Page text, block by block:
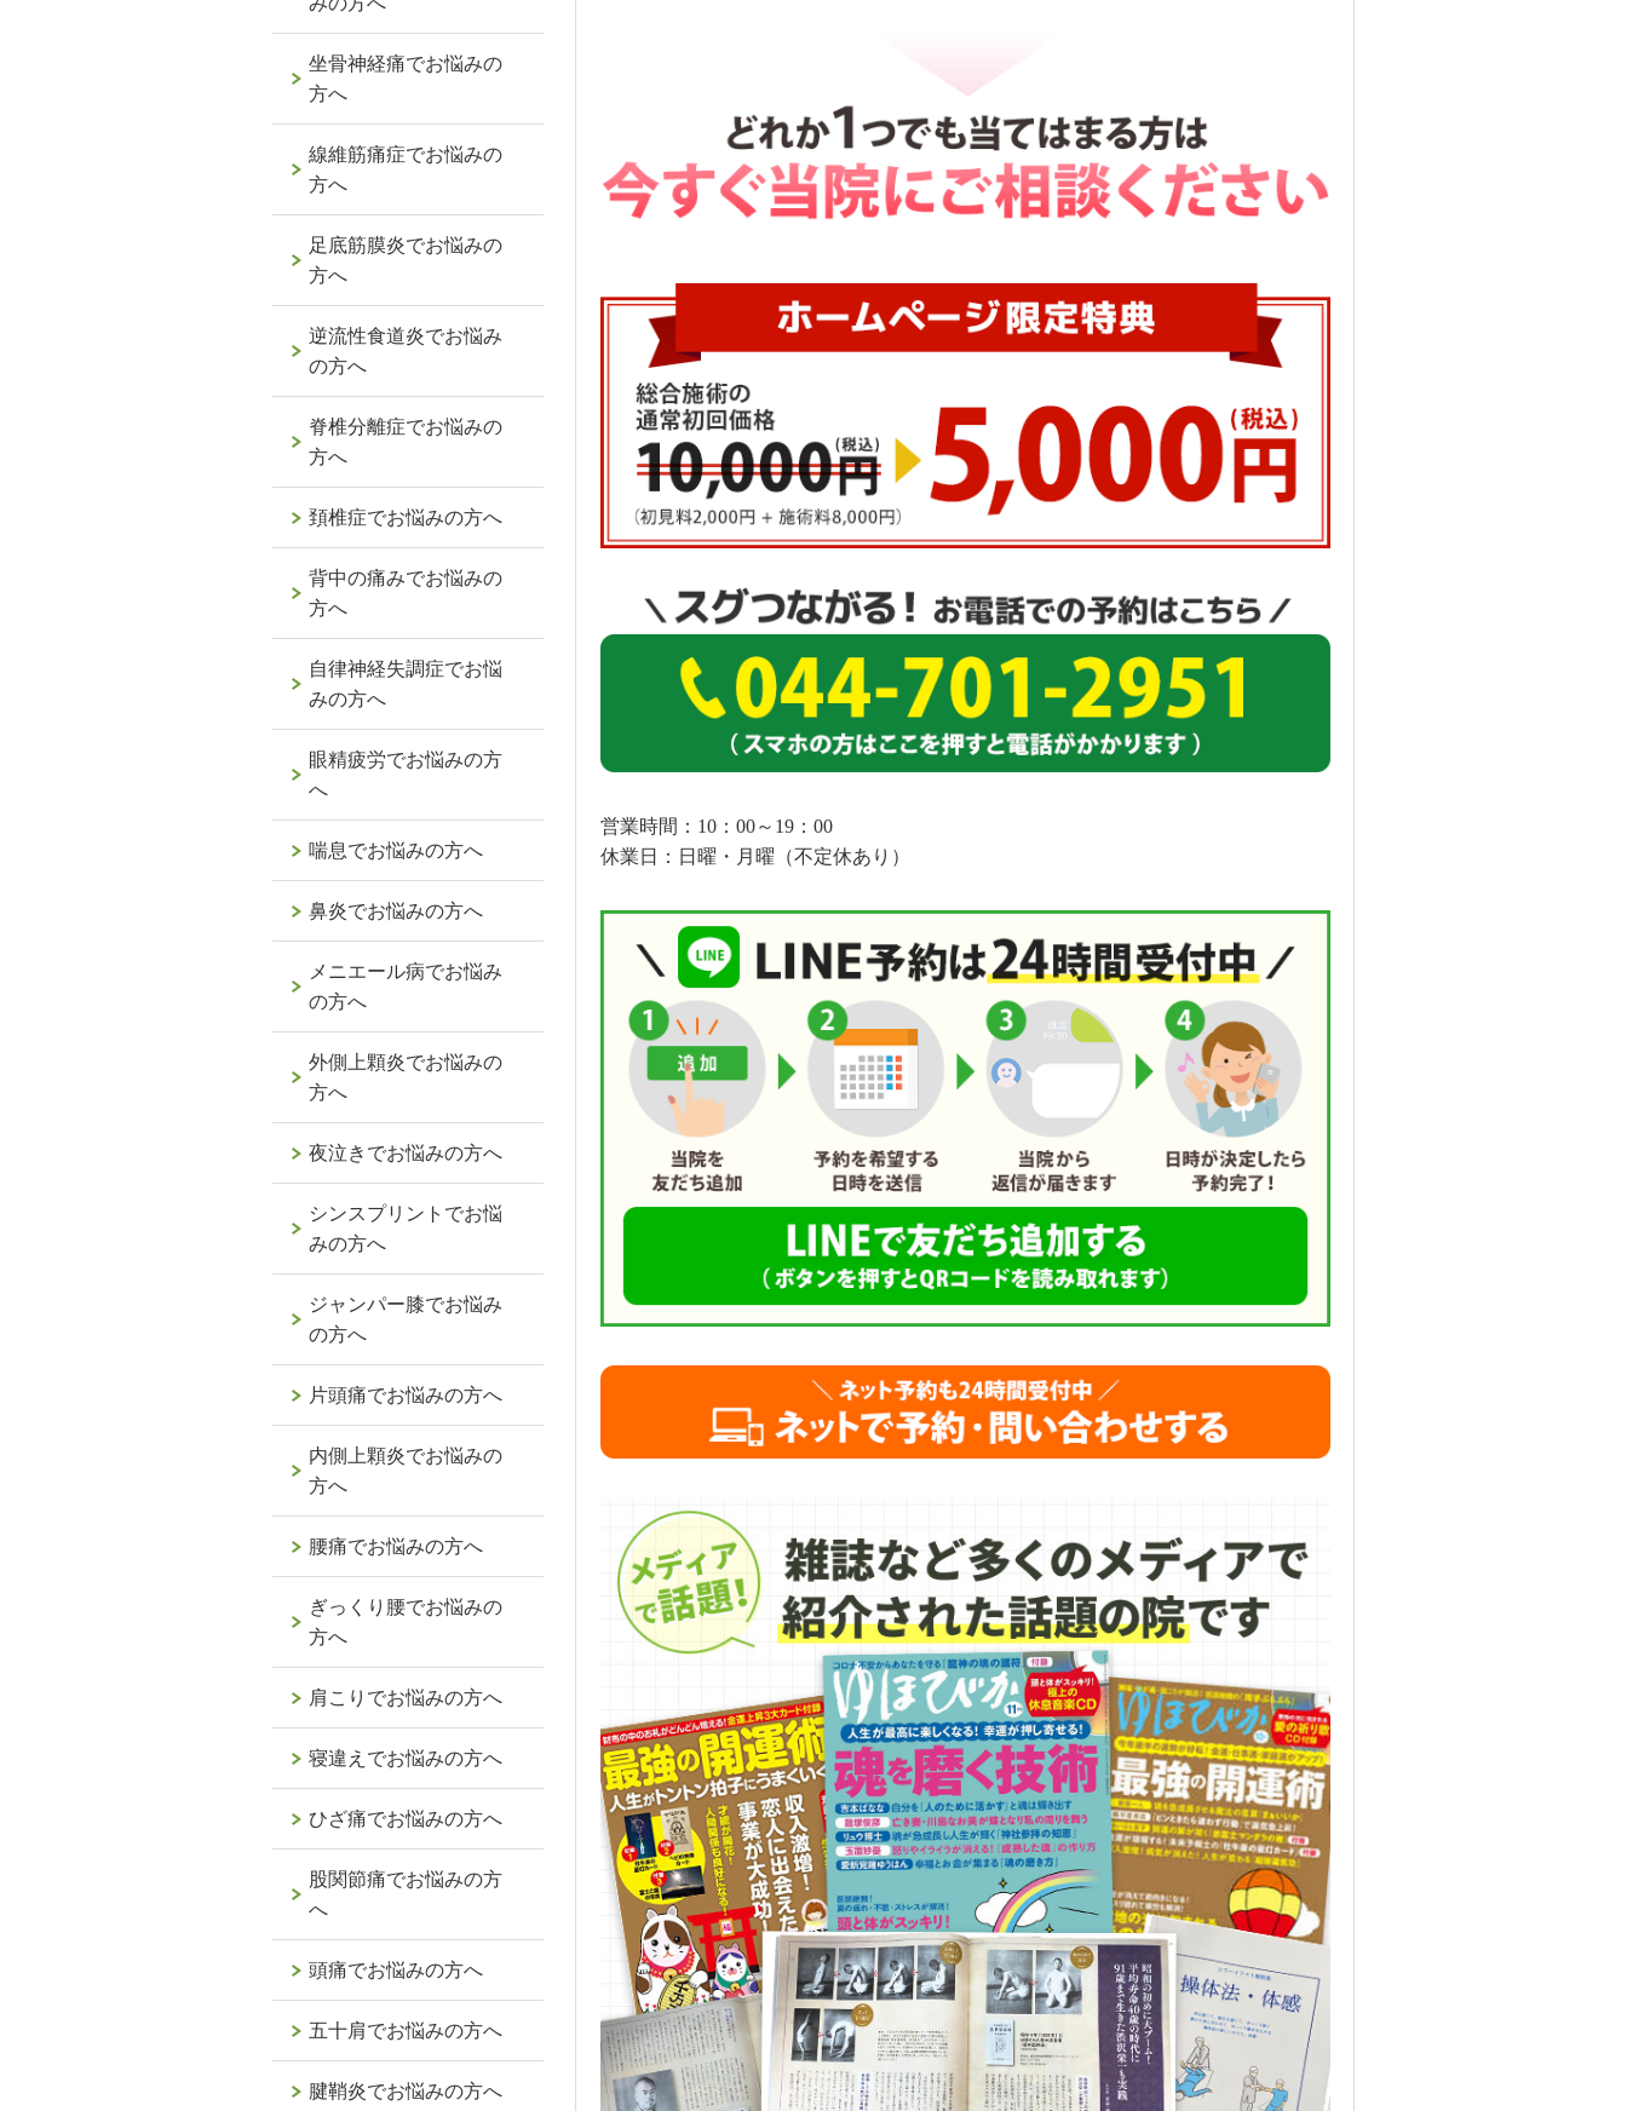
営業時間：10：00～19：00
休業日：日曜・月曜（不定休あり）
坐骨神経痛でお悩みの
方へ
線維筋痛症でお悩みの
方へ
足底筋膜炎でお悩みの
方へ
逆流性食道炎でお悩み
の方へ
脊椎分離症でお悩みの
方へ
頚椎症でお悩みの方へ
背中の痛みでお悩みの
方へ
自律神経失調症でお悩
みの方へ
眼精疲労でお悩みの方
へ
喘息でお悩みの方へ
鼻炎でお悩みの方へ
メニエール病でお悩み
の方へ
外側上顆炎でお悩みの
方へ
夜泣きでお悩みの方へ
シンスプリントでお悩
みの方へ
ジャンパー膝でお悩み
の方へ
片頭痛でお悩みの方へ
内側上顆炎でお悩みの
方へ
腰痛でお悩みの方へ
ぎっくり腰でお悩みの
方へ
肩こりでお悩みの方へ
寝違えでお悩みの方へ
ひざ痛でお悩みの方へ
股関節痛でお悩みの方
へ
頭痛でお悩みの方へ
五十肩でお悩みの方へ
腱鞘炎でお悩みの方へ